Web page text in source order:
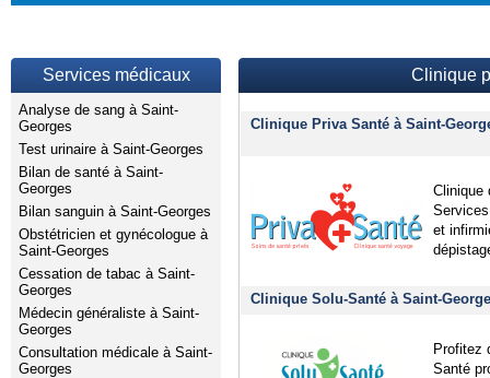
Services médicaux
Analyse de sang à Saint-
Georges
Test urinaire à Saint-Georges
Bilan de santé à Saint-
Georges
Bilan sanguin à Saint-Georges
Obstétricien et gynécologue à
Saint-Georges
Cessation de tabac à Saint-
Georges
Médecin généraliste à Saint-
Georges
Consultation médicale à Saint-
Georges
Clinique
Clinique Priva Santé à Saint-
Clinique
et
Clinique Solu-Santé à Saint-
Profitez
Santé